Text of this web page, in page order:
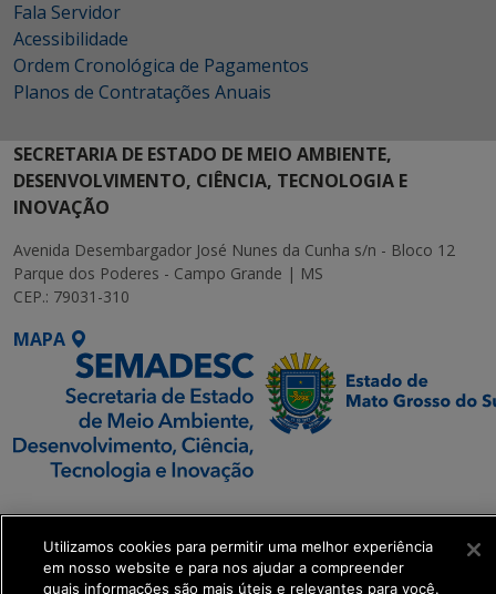
Fala Servidor
Acessibilidade
Ordem Cronológica de Pagamentos
Planos de Contratações Anuais
SECRETARIA DE ESTADO DE MEIO AMBIENTE,
DESENVOLVIMENTO, CIÊNCIA, TECNOLOGIA E
INOVAÇÃO
Avenida Desembargador José Nunes da Cunha s/n - Bloco 12
Parque dos Poderes - Campo Grande | MS
CEP.: 79031-310
MAPA
SETDIG | Secretaria-
Executiva de
Transformação Digital
Utilizamos cookies para permitir uma melhor experiência
em nosso website e para nos ajudar a compreender
quais informações são mais úteis e relevantes para você.